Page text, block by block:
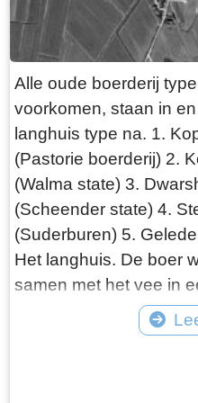
de pont gaat varen!
Alle oude boerderij
voorkomen, staan in
langhuis type na. 1.
(Pastorie boerderij) 2.
(Walma state) 3.
(Scheender state) 4.
(Suderburen) 5.
Het langhuis. De boer
samen met het vee in
één dak. De
de volgende fase in,